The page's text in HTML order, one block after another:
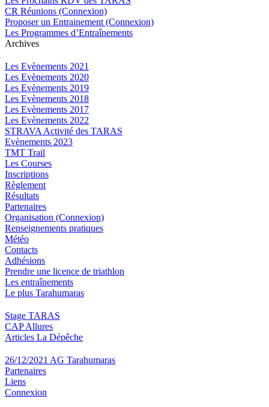
CR Réunions (Connexion)
Proposer un Entrainement (Connexion)
Les Programmes d’Entraînements
Archives
Les Evènements 2021
Les Evènements 2020
Les Evènements 2019
Les Evènements 2018
Les Evènements 2017
Les Evènements 2022
STRAVA Activité des TARAS
Evènements 2023
TMT Trail
Les Courses
Inscriptions
Règlement
Résultats
Partenaires
Organisation (Connexion)
Renseignements pratiques
Météo
Contacts
Adhésions
Prendre une licence de triathlon
Les entraînements
Le plus Tarahumaras
Stage TARAS
CAP Allures
Articles La Dépêche
26/12/2021 AG Tarahumaras
Partenaires
Liens
Connexion